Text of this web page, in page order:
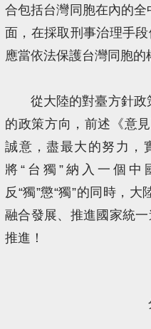
合包括台灣同胞在內的
面，在採取刑事治理手段
應當依法保護台灣同胞的
從大陸的對臺方針
的政策方向，前述《意
誠意，盡最大的努力，
將“台獨”納入一個中
反“獨”懲“獨”的同時，
融合發展、推進國家統
推進！